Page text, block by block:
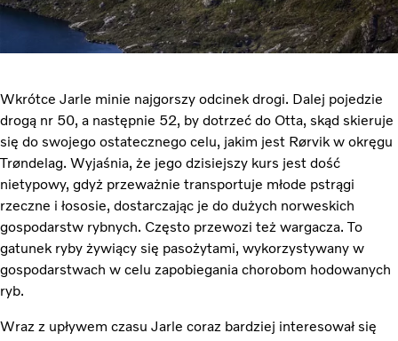
Wkrótce Jarle minie najgorszy odcinek drogi. Dalej pojedzie
drogą nr 50, a następnie 52, by dotrzeć do Otta, skąd skieruje
się do swojego ostatecznego celu, jakim jest Rørvik w okręgu
Trøndelag. Wyjaśnia, że jego dzisiejszy kurs jest dość
nietypowy, gdyż przeważnie transportuje młode pstrągi
rzeczne i łososie, dostarczając je do dużych norweskich
gospodarstw rybnych. Często przewozi też wargacza. To
gatunek ryby żywiący się pasożytami, wykorzystywany w
gospodarstwach w celu zapobiegania chorobom hodowanych
ryb.
Wraz z upływem czasu Jarle coraz bardziej interesował się